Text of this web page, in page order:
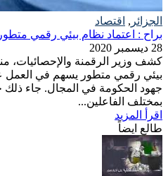
الجزائر , اقتصاد
براح : اعتماد نظام بيئي رقمي
28 ديسمبر 2020
كشف وزير الرقمنة والإحصائيات،
بيئي رقمي متطور يسهم في
جهود الحكومة في المجال. جاء ذلك
بمختلف الفاعلين...
اقرأ المزيد
طالع ايضاً